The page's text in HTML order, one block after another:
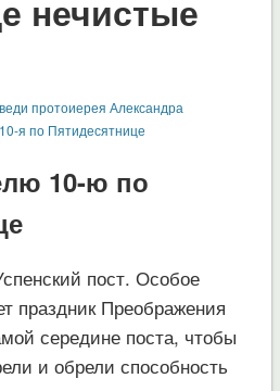
нечистые
протоиерея Александра
я по Пятидесятнице
10-ю по
пост. Особое
праздник Преображения
середине поста, чтобы
и обрели способность